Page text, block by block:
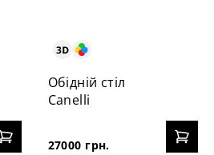
Обідній стіл
Canelli
27000 грн.